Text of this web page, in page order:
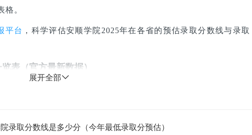
格。
平台 ，科学评估安顺学院2025年在各省的预估录取分数线与录取
表（官方最新数据）
取位次、对应省份省控线。考生可对照自身模考分数及位次，匹
展开全部
录取分数线是多少分（今年最低录取分预估）